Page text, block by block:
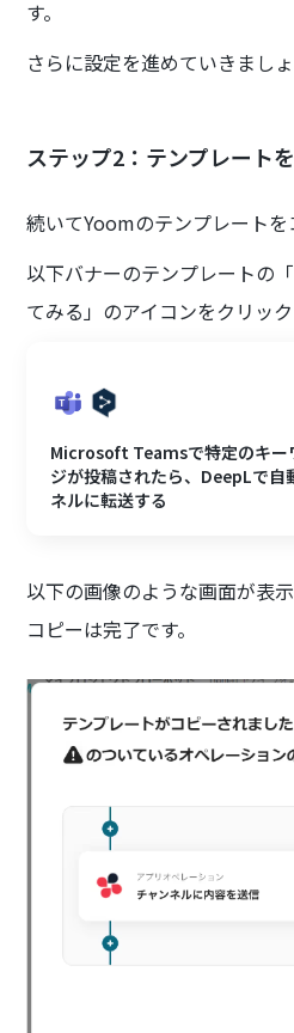
す。
さらに設定を進めていきましょ
ステップ2：テンプレート
続いてYoomのテンプレートを
以下バナーのテンプレートの
てみる」のアイコンをクリック
Microsoft Teamsで特定のキー
ジが投稿されたら、DeepLで自
ネルに転送する
以下の画像のような画面が表
コピーは完了です。